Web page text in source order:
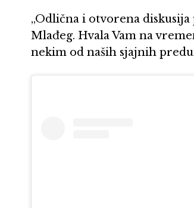
„Odlična i otvorena
Mlađeg. Hvala Vam na
nekim od naših sjajnih